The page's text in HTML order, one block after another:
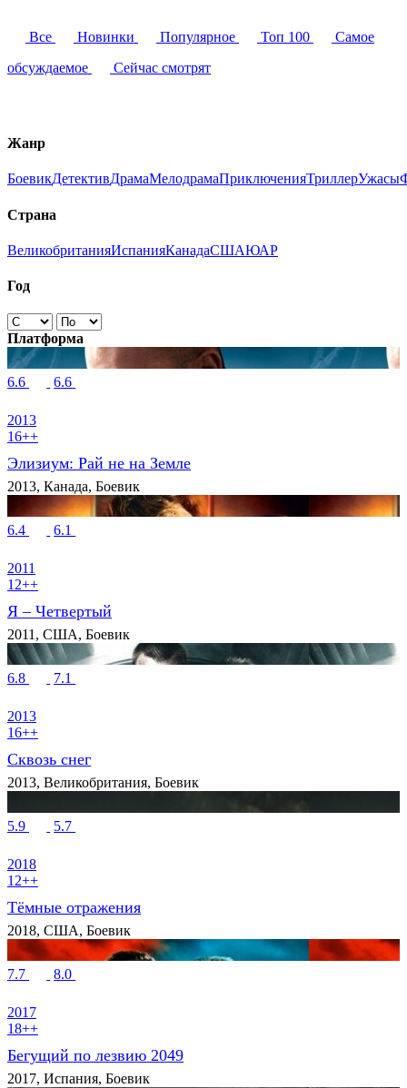
Все Новинки Популярное Топ 100
Самое
обсуждаемое
Сейчас смотрят
Жанр
БоевикДетективДрамаМелодрамаПриключенияТриллерУжасы
Страна
ВеликобританияИспанияКанадаСШАЮАР
Год
Платформа
6.6 6.6
2013
16++
Элизиум: Рай не на Земле
2013, Канада, Боевик
6.4 6.1
2011
12++
Я – Четвертый
2011, США, Боевик
6.8 7.1
2013
16++
Сквозь снег
2013, Великобритания, Боевик
5.9 5.7
2018
12++
Тёмные отражения
2018, США, Боевик
7.7 8.0
2017
18++
Бегущий по лезвию 2049
2017, Испания, Боевик